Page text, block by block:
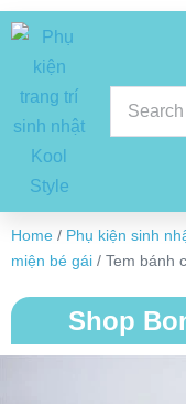
Home / Phụ kiện sinh
miện bé gái / Tem bánh
Shop